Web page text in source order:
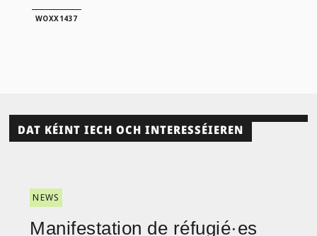
WOXX1437
DAT KÉINT IECH OCH INTERESSÉIEREN
NEWS
Manifestation de réfugié·es